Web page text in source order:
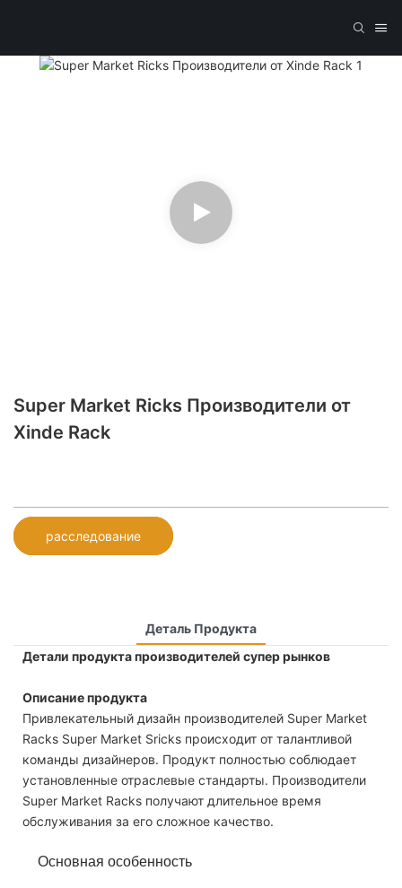
Super Market Ricks Производители от
Xinde Rack
расследование
Деталь Продукта
Детали продукта производителей супер рынков
Описание продукта
Привлекательный дизайн производителей Super Market
Racks Super Market Sricks происходит от талантливой
команды дизайнеров. Продукт полностью соблюдает
установленные отраслевые стандарты. Производители
Super Market Racks получают длительное время
обслуживания за его сложное качество.
Основная особенность